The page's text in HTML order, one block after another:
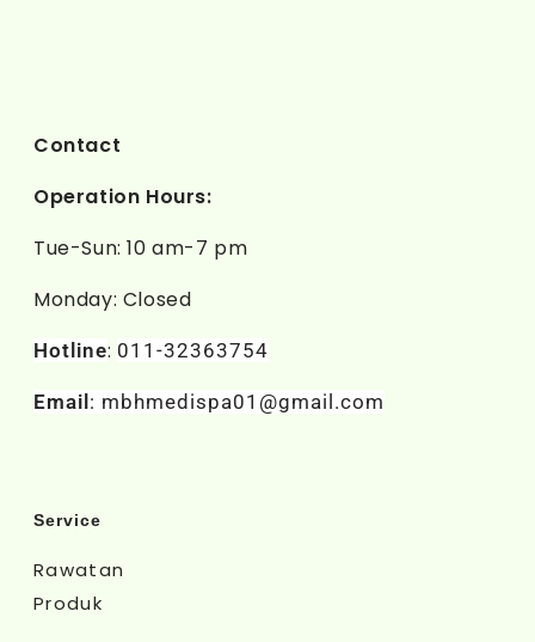
Contact
Operation Hours:
Tue-Sun: 10 am-7 pm
Monday: Closed
Hotline: 011-32363754
Email: mbhmedispa01@gmail.com
Service
Rawatan
Produk